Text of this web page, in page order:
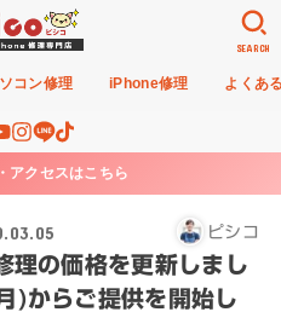
コン修理 iPhone修理 よくあ
SEARCH
アクセスはこちら
ピシコ
の価格を更新しまし
)からご提供を開始し